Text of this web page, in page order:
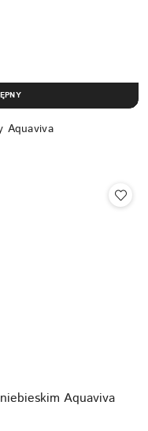
Aquaviva